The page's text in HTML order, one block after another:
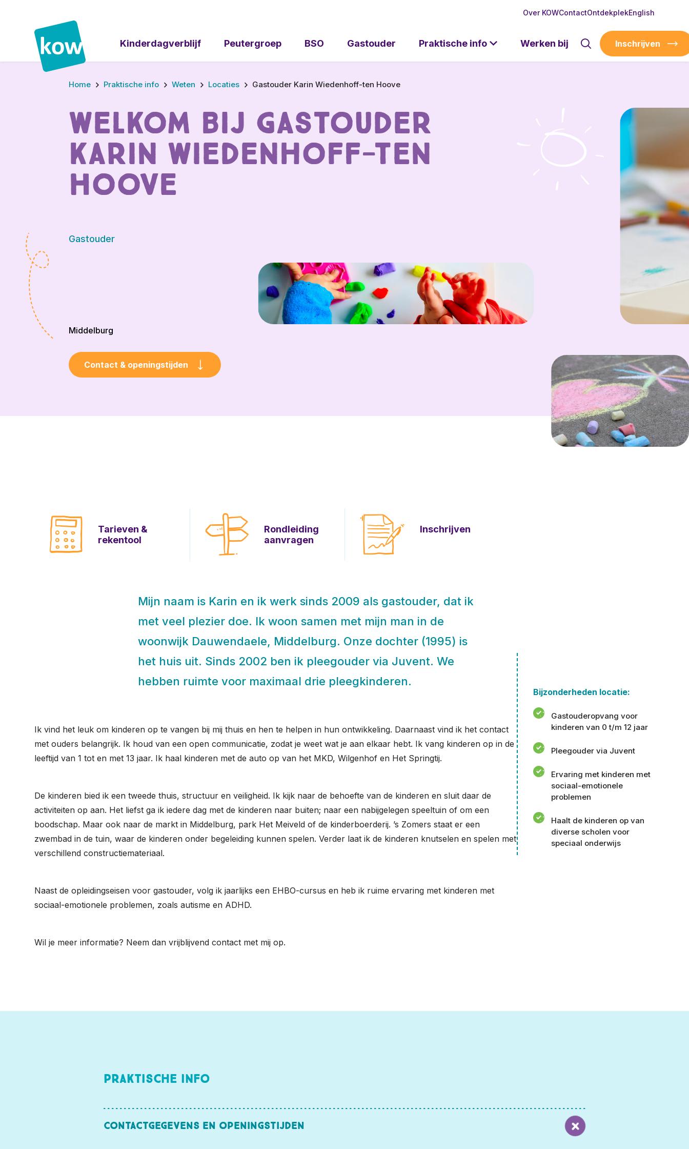
Over KOWContactOntdekplekEnglish
Kinderdagverblijf Peutergroep BSO Gastouder Praktische info Werken bij Inschrijven
Home Praktische info Weten Locaties Gastouder Karin Wiedenhoff-ten Hoove
Welkom bij Gastouder
Karin Wiedenhoff-ten
Hoove
Gastouder
Middelburg
Contact & openingstijden
Tarieven &
rekentool
Rondleiding
aanvragen
Inschrijven
Mijn naam is Karin en ik werk sinds 2009 als gastouder, dat ik
met veel plezier doe. Ik woon samen met mijn man in de
woonwijk Dauwendaele, Middelburg. Onze dochter (1995) is
het huis uit. Sinds 2002 ben ik pleegouder via Juvent. We
hebben ruimte voor maximaal drie pleegkinderen.
Ik vind het leuk om kinderen op te vangen bij mij thuis en hen te helpen in hun ontwikkeling. Daarnaast vind ik het contact
met ouders belangrijk. Ik houd van een open communicatie, zodat je weet wat je aan elkaar hebt. Ik vang kinderen op in de
leeftijd van 1 tot en met 13 jaar. Ik haal kinderen met de auto op van het MKD, Wilgenhof en Het Springtij.
De kinderen bied ik een tweede thuis, structuur en veiligheid. Ik kijk naar de behoefte van de kinderen en sluit daar de
activiteiten op aan. Het liefst ga ik iedere dag met de kinderen naar buiten; naar een nabijgelegen speeltuin of om een
boodschap. Maar ook naar de markt in Middelburg, park Het Meiveld of de kinderboerderij. ’s Zomers staat er een
zwembad in de tuin, waar de kinderen onder begeleiding kunnen spelen. Verder laat ik de kinderen knutselen en spelen met
verschillend constructiemateriaal.
Naast de opleidingseisen voor gastouder, volg ik jaarlijks een EHBO-cursus en heb ik ruime ervaring met kinderen met
sociaal-emotionele problemen, zoals autisme en ADHD.
Wil je meer informatie? Neem dan vrijblijvend contact met mij op.
Bijzonderheden locatie:
Gastouderopvang voor
kinderen van 0 t/m 12 jaar
Pleegouder via Juvent
Ervaring met kinderen met
sociaal-emotionele
problemen
Haalt de kinderen op van
diverse scholen voor
speciaal onderwijs
Praktische info
Contactgegevens en openingstijden